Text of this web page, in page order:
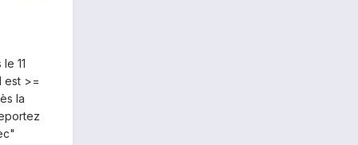
11
est >=
la